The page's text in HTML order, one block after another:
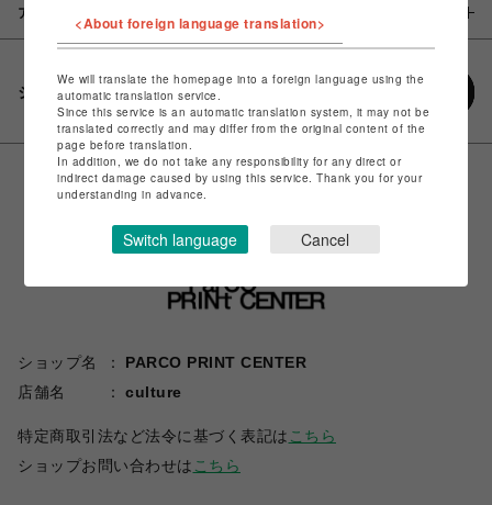
アイテム説明 / 素材
シェアする
ショップ名
PARCO PRINT CENTER
店舗名
culture
特定商取引法など法令に基づく表記は こちら
ショップお問い合わせは こちら
<About foreign language translation>
We will translate the homepage into a foreign language using the
automatic translation service.
Since this service is an automatic translation system, it may not be
translated correctly and may differ from the original content of the
page before translation.
In addition, we do not take any responsibility for any direct or
indirect damage caused by using this service. Thank you for your
understanding in advance.
Switch language Cancel